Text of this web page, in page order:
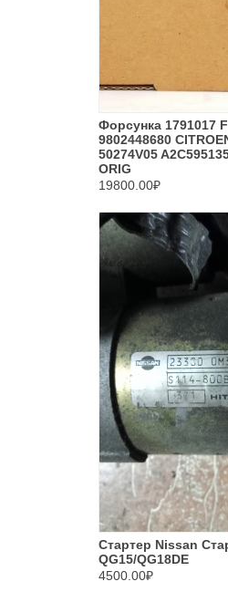
Форсунка 1791017
9802448680
50274V05
ORIG
19800.00₽
Стартер Nissan
QG15/QG18DE
4500.00₽